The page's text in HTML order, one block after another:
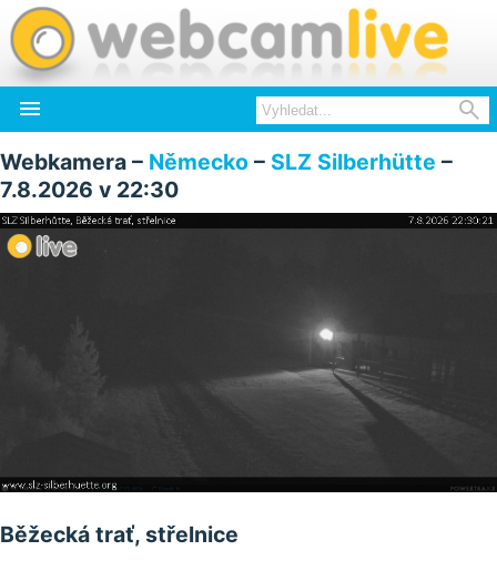
 
Webkamera – Německo – SLZ Silberhütte –
7.8.2026 v 22:30
Běžecká trať, střelnice